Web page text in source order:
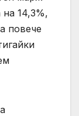
на 14,3%,
повече